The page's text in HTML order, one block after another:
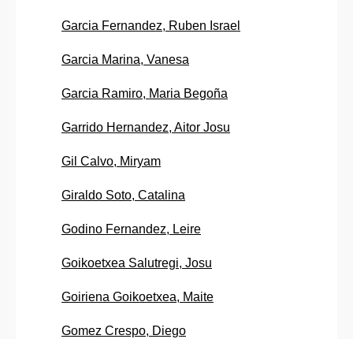
Garcia Fernandez, Ruben Israel
Garcia Marina, Vanesa
Garcia Ramiro, Maria Begoña
Garrido Hernandez, Aitor Josu
Gil Calvo, Miryam
Giraldo Soto, Catalina
Godino Fernandez, Leire
Goikoetxea Salutregi, Josu
Goiriena Goikoetxea, Maite
Gomez Crespo, Diego